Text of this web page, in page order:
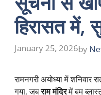
हिरासत में,
January 25, 2026by
रामनगरी अयोध्या में शनिवार
गया, जबराम मंदिरमें बम